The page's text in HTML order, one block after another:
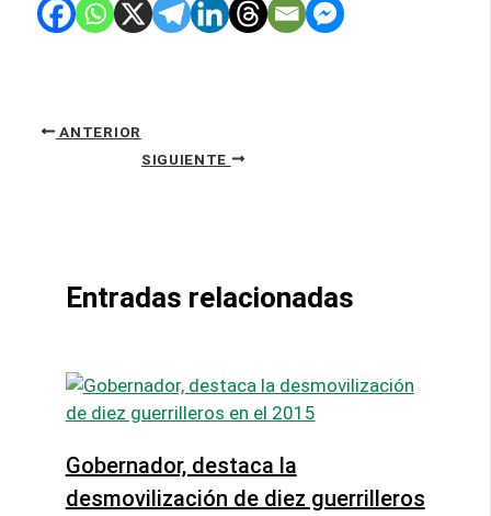
ANTERIOR
SIGUIENTE
Entradas relacionadas
Gobernador, destaca la
desmovilización de diez guerrilleros